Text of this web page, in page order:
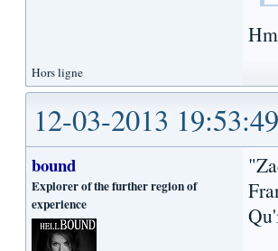
Hors ligne
12-03-2013 19:53:49
bound
Explorer of the further region of
experience